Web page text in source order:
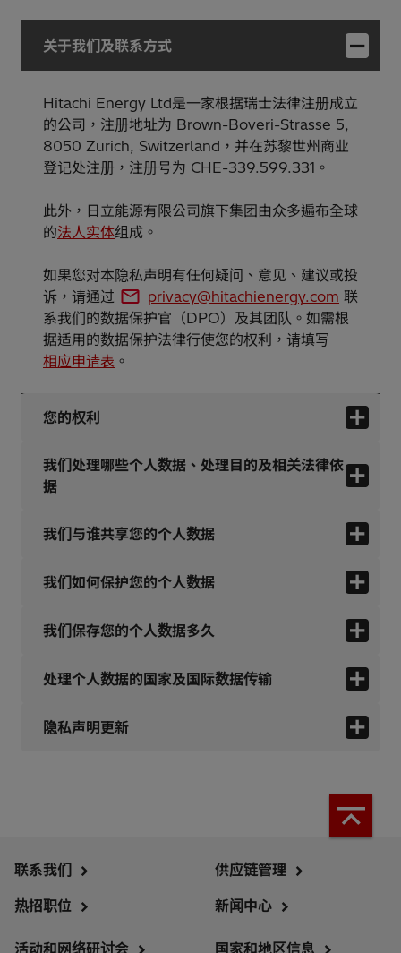
关于我们及联系方式
Hitachi Energy Ltd是一家根据瑞士法律注册成立
的公司，注册地址为 Brown-Boveri-Strasse 5,
8050 Zurich, Switzerland，并在苏黎世州商业
登记处注册，注册号为 CHE-339.599.331。
此外，日立能源有限公司旗下集团由众多遍布全球
的法人实体组成。
如果您对本隐私声明有任何疑问、意见、建议或投
诉，请通过
privacy@hitachienergy.com 联
系我们的数据保护官（DPO）及其团队。如需根
据适用的数据保护法律行使您的权利，请填写
相应申请表 。
您的权利
我们处理哪些个人数据、处理目的及相关法律依
据
我们与谁共享您的个人数据
我们如何保护您的个人数据
我们保存您的个人数据多久
处理个人数据的国家及国际数据传输
隐私声明更新
联系我们
热招职位
供应链管理
新闻中心
活动和网络研讨会 国家和地区信息